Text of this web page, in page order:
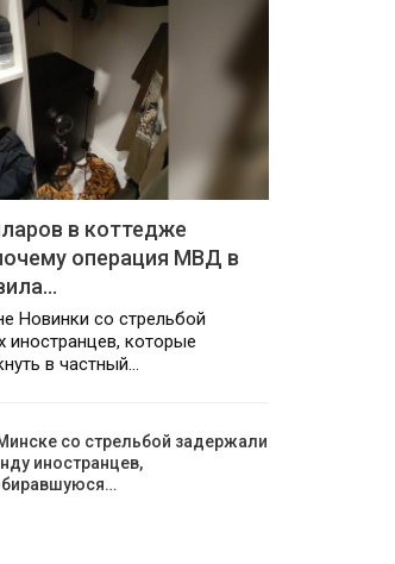
в коттедже
операция МВД в
Новинки со стрельбой
иностранцев, которые
в частный…
со стрельбой задержали
иностранцев,